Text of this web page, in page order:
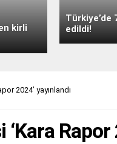
kirli
edildi!
2024’ yayınlandı
Rapor